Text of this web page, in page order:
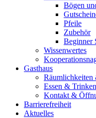
Bögen
Pfeile
Zubehör
Beginner
Wissenwertes
Gasthaus
Räumlichkeiten
Essen & Trinken
Kontakt &
Barrierefreiheit
Aktuelles